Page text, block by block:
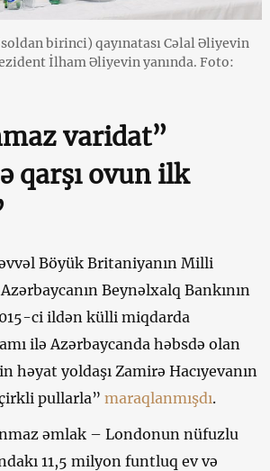
birinci) qayınatası Cəlal Əliyevin
İlham Əliyevin yanında. Foto:
varidat”
qarşı ovun ilk
Böyük Britaniyanın Milli
Beynəlxalq Bankının
ci ildən külli miqdarda
ilə Azərbaycanda həbsdə olan
həyat yoldaşı Zamirə Hacıyevanın
pullarla” maraqlanmışdı.
əmlak – Londonun nüfuzlu
11,5 milyon funtluq ev və